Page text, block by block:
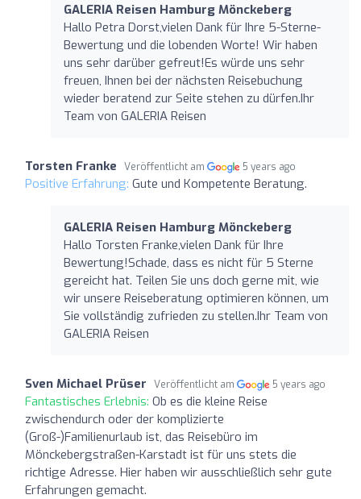
GALERIA Reisen Hamburg Mönckeberg
Hallo Petra Dorst,vielen Dank für Ihre 5-Sterne-
Bewertung und die lobenden Worte! Wir haben
uns sehr darüber gefreut!Es würde uns sehr
freuen, Ihnen bei der nächsten Reisebuchung
wieder beratend zur Seite stehen zu dürfen.Ihr
Team von GALERIA Reisen
Torsten Franke Veröffentlicht am 5 years ago
Positive Erfahrung: Gute und Kompetente Beratung.
GALERIA Reisen Hamburg Mönckeberg
Hallo Torsten Franke,vielen Dank für Ihre
Bewertung!Schade, dass es nicht für 5 Sterne
gereicht hat. Teilen Sie uns doch gerne mit, wie
wir unsere Reiseberatung optimieren können, um
Sie vollständig zufrieden zu stellen.Ihr Team von
GALERIA Reisen
Sven Michael Prüser Veröffentlicht am 5 years ago
Fantastisches Erlebnis: Ob es die kleine Reise
zwischendurch oder der komplizierte
(Groß-)Familienurlaub ist, das Reisebüro im
Mönckebergstraßen-Karstadt ist für uns stets die
richtige Adresse. Hier haben wir ausschließlich sehr gute
Erfahrungen gemacht.